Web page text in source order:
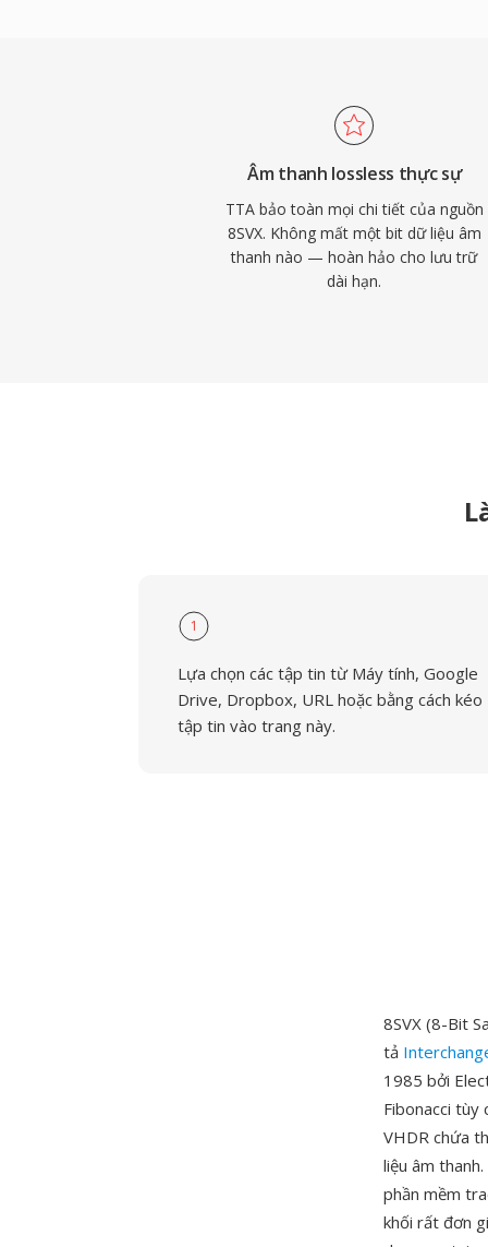
đồng áp dụng và tích hợp bên thứ ba. Dù
FLAC đã chiếm thị phần lớn hơn trong
tổn hao, TTA tiếp tục phục vụ người
và nén trong suốt.
Âm thanh lossless thực sự
TTA bảo toàn mọi chi tiết của nguồn
8SVX. Không mất một bit dữ liệu âm
thanh nào — hoàn hảo cho lưu trữ
dài hạn.
1
Lựa chọn các tập tin từ Máy tính, Google
Drive, Dropbox, URL hoặc bằng cách kéo
tập tin vào trang này.
8SVX (8-Bit
tả
1985 bởi
Fibonacci
VHDR chứa
liệu âm
phần mềm
khối rất đơn